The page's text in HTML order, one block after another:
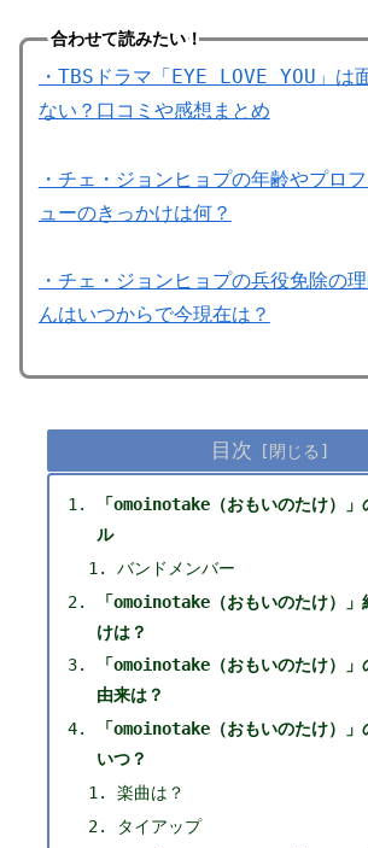
合わせて読みたい！
・TBSドラマ「EYE LOVE YOU」は
ない？口コミや感想まとめ
・チェ・ジョンヒョプの年齢やプロ
ューのきっかけは何？
・チェ・ジョンヒョプの兵役免除の
んはいつからで今現在は？
目次
「omoinotake（おもいのたけ）」
ル
バンドメンバー
「omoinotake（おもいのたけ）」
けは？
「omoinotake（おもいのたけ）」
由来は？
「omoinotake（おもいのたけ）」
いつ？
楽曲は？
タイアップ